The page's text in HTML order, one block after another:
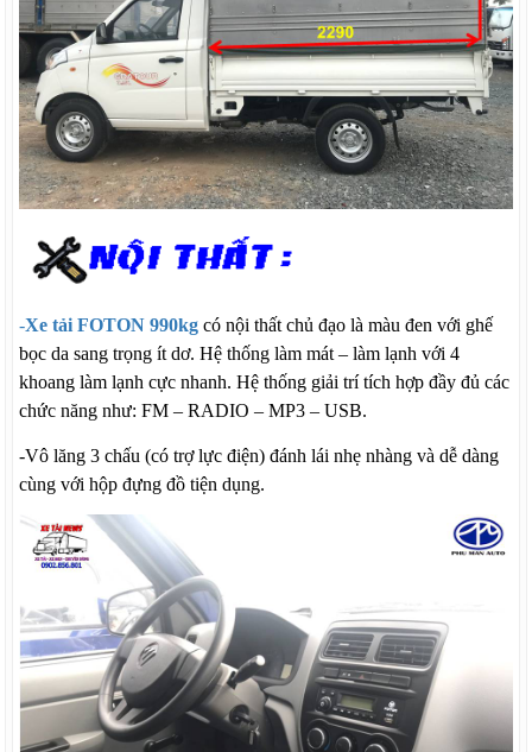
-Xe tải FOTON 990kg có nội thất chủ đạo là màu đen với ghế
bọc da sang trọng ít dơ. Hệ thống làm mát – làm lạnh với 4
khoang làm lạnh cực nhanh. Hệ thống giải trí tích hợp đầy đủ các
chức năng như: FM – RADIO – MP3 – USB.
-Vô lăng 3 chấu (có trợ lực điện) đánh lái nhẹ nhàng và dễ dàng
cùng với hộp đựng đồ tiện dụng.